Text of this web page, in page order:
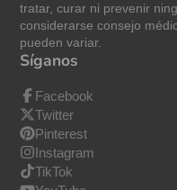
tratar, curar ni prevenir
considerarse consejo
pueden variar.
Síganos
Facebook
Twitter
Pinterest
Instagram
TikTok